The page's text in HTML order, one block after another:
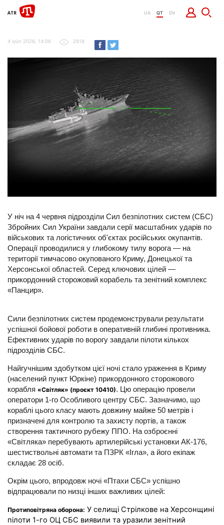
UA QT EN
4 iyün 2026, 14:06 2818
У ніч на 4 червня підрозділи Сил безпілотних систем (СБС)
Збройних Сил України завдали серії масштабних ударів по
військових та логістичних об'єктах російських окупантів.
Операції проводилися у глибокому тилу ворога — на
території тимчасово окупованого Криму, Донецької та
Херсонської областей. Серед ключових цілей —
прикордонний сторожовий корабель та зенітний комплекс
«Панцир».
Сили безпілотних систем продемонстрували результати
успішної бойової роботи в оперативній глибині противника.
Ефективних ударів по ворогу завдали пілоти кількох
підрозділів СБС.
Найгучнішим здобутком цієї ночі стало ураження в Криму
(населений пункт Юркіне) прикордонного сторожового
корабля «Світляк» (проєкт 10410). Цю операцію провели
оператори 1-го Особливого центру СБС. Зазначимо, що
кораблі цього класу мають довжину майже 50 метрів і
призначені для контролю та захисту портів, а також
створення тактичного рубежу ППО. На озброєнні
«Світляка» перебувають артилерійські установки АК-176,
шестиствольні автомати та ПЗРК «Ігла», а його екіпаж
складає 28 осіб.
Окрім цього, впродовж ночі «Птахи СБС» успішно
відпрацювали по низці інших важливих цілей:
Протиповітряна оборона: У селищі Стрілкове на Херсонщині
пілоти 1-го ОЦ СБС виявили та уразили зенітний